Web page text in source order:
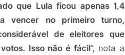
que Lula ficou apenas 1,4
vencer no primeiro turno,
de eleitores que
Isso não é fácil”, nota a